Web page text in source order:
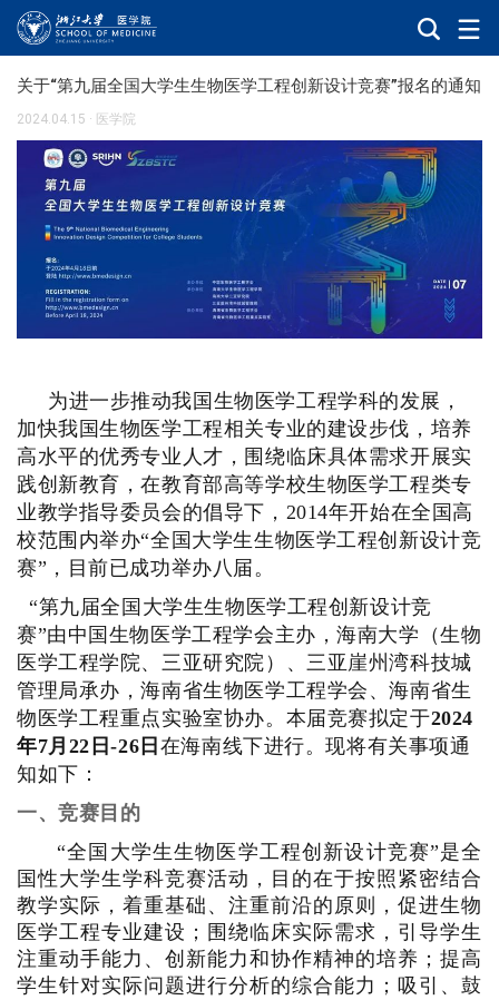
关于“第九届全国大学生生物医学工程创新设计竞赛”报名的通知
2024.04.15 · 医学院
为进一步推动我国生物医学工程学科的发展，
加快我国生物医学工程相关专业的建设步伐，培养
高水平的优秀专业人才，围绕临床具体需求开展实
践创新教育，在教育部高等学校生物医学工程类专
业教学指导委员会的倡导下，2014年开始在全国高
校范围内举办“全国大学生生物医学工程创新设计竞
赛”，目前已成功举办八届。
“第九届全国大学生生物医学工程创新设计竞
赛”由中国生物医学工程学会主办，海南大学（生物
医学工程学院、三亚研究院）、三亚崖州湾科技城
管理局承办，海南省生物医学工程学会、海南省生
物医学工程重点实验室协办。本届竞赛拟定于2024
年7月22日-26日 在海南线下进行。现将有关事项通
知如下：
一、竞赛目的
“全国大学生生物医学工程创新设计竞赛”是全
国性大学生学科竞赛活动，目的在于按照紧密结合
教学实际，着重基础、注重前沿的原则，促进生物
医学工程专业建设；围绕临床实际需求，引导学生
注重动手能力、创新能力和协作精神的培养；提高
学生针对实际问题进行分析的综合能力；吸引、鼓